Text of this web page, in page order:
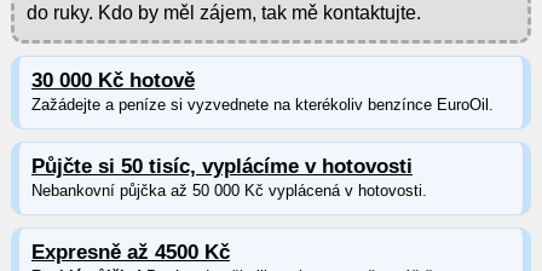
do ruky. Kdo by měl zájem, tak mě kontaktujte.
30 000 Kč hotově
Zažádejte a peníze si vyzvednete na kterékoliv benzínce EuroOil.
Půjčte si 50 tisíc, vyplácíme v hotovosti
Nebankovní půjčka až 50 000 Kč vyplácená v hotovosti.
Expresně až 4500 Kč